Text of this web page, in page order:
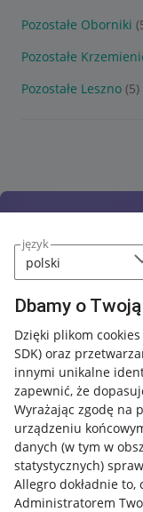
język
Dbamy o
Dzięki plikom
SDK) oraz
innymi unikalne
zapewnić, że
Wyrażając zgodę na
urządzeniu
danych (w tym w
statystycznych)
Allegro dokładnie to,
Administratorem
Pozostałe Oborniki
Pozostałe
Pozostałe Leszno (5)